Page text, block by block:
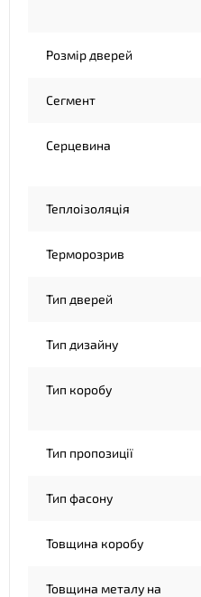
Розмір дверей
Сегмент
Серцевина
Теплоізоляція
Терморозрив
Тип дверей
Тип дизайну
Тип коробу
Тип пропозиції
Тип фасону
Товщина коробу
Товщина металу на